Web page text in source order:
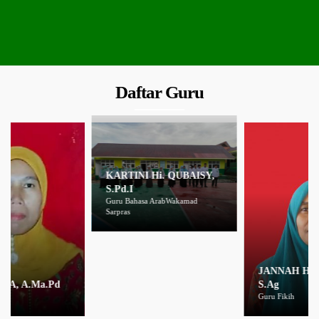
Daftar Guru
KARTINI Hi. QUBAISY,
S.Pd.I
Guru Bahasa ArabWakamad
Sarpras
JANNAH HAJI YAHYA,